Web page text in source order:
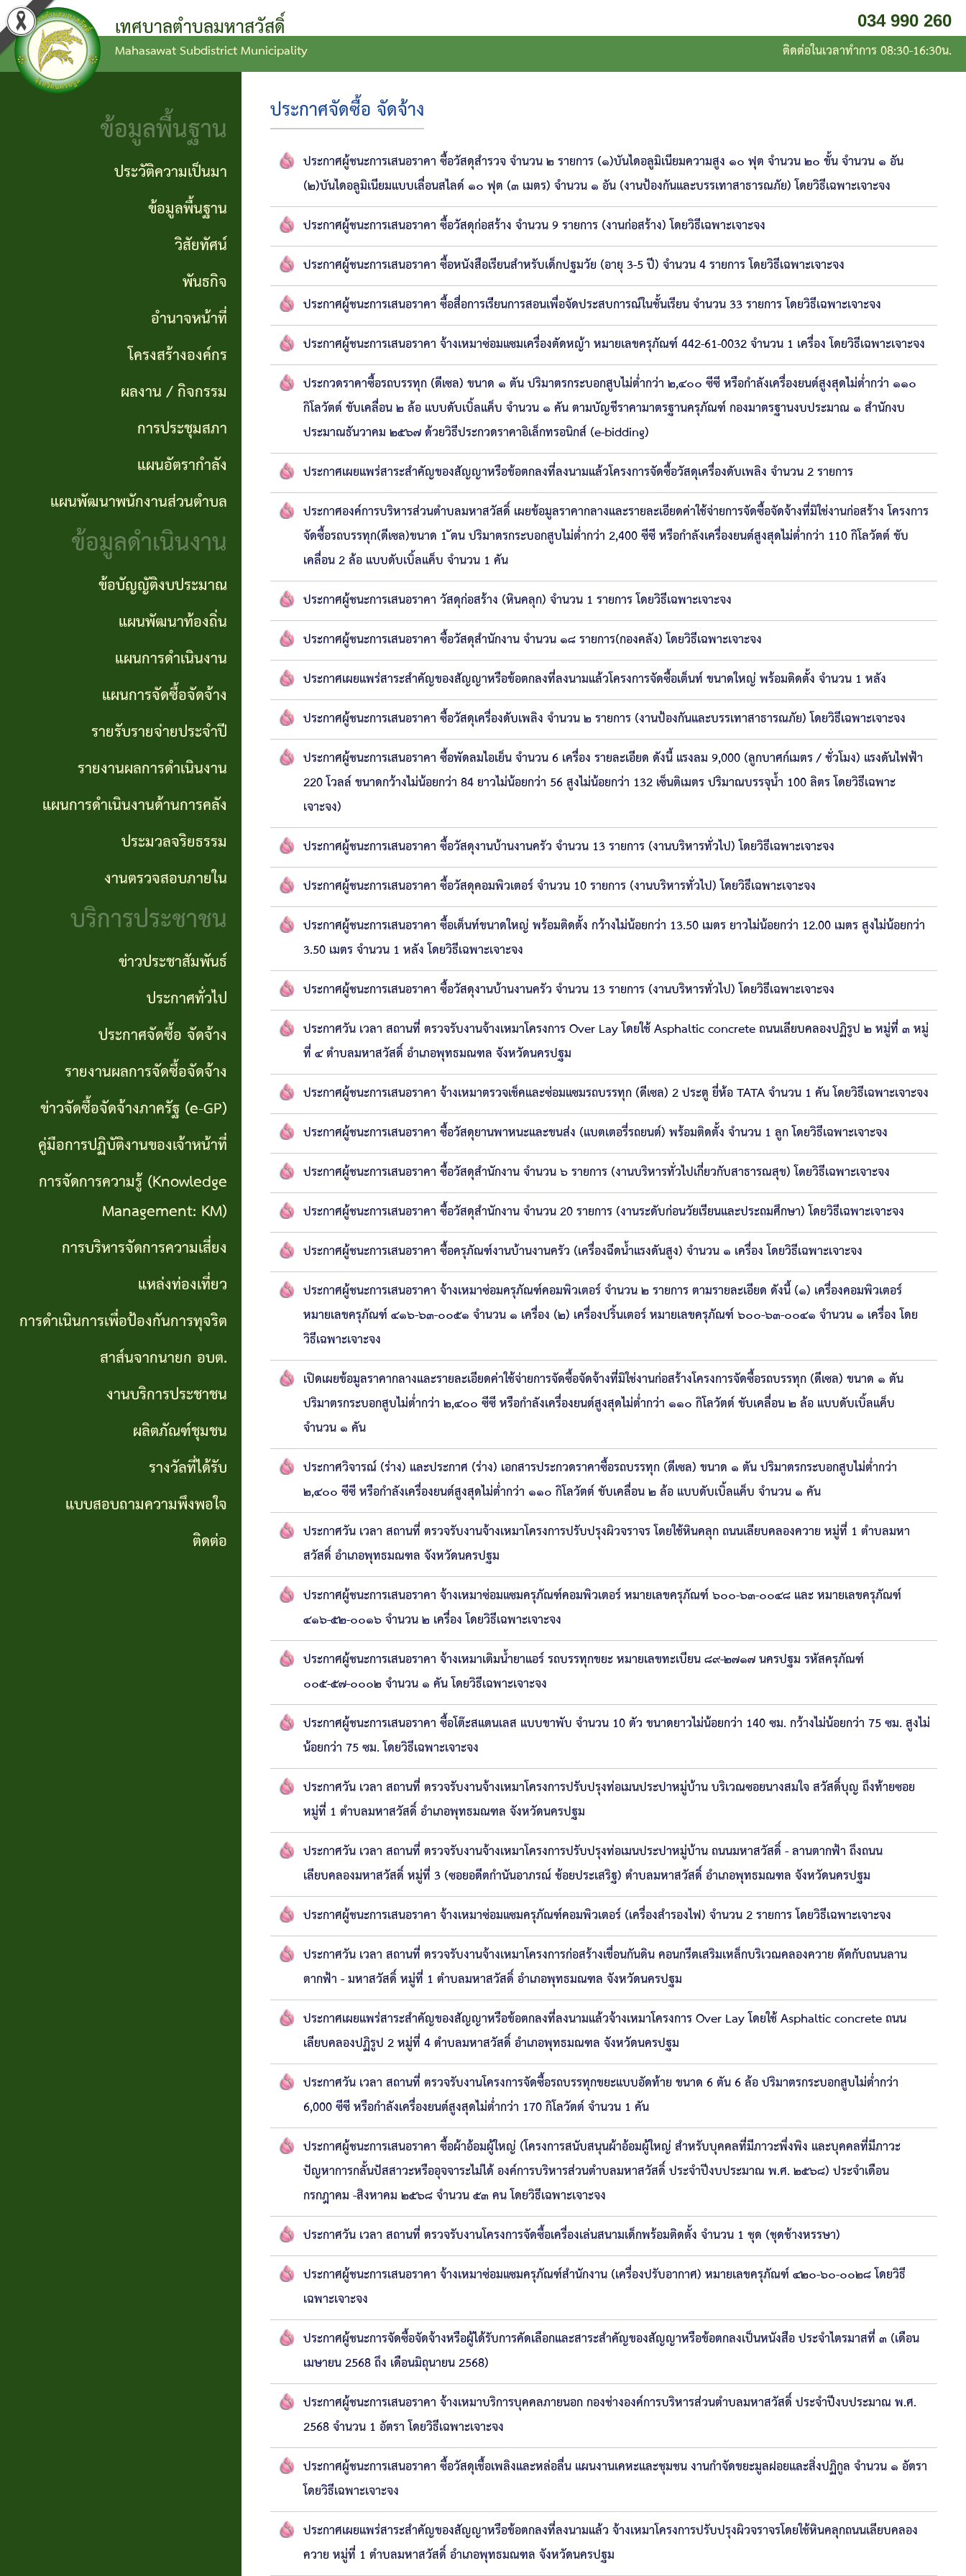
ข่าว
ประกาศ
ทั่วไป
จัดจ้าง
ซื้อ
จ้าง
ภาค
การ
ปฏิบัติ
งาน
หน้าที่
การจัดการ
ความรู้
(Knowledge
Management:
KM)
บริหาร
จัดการ
ความ
เสี่ยง
แหล่ง
เที่ยว
การ
การ
การ
ข้อ
งบ
ประมาณ
ราย
จ่าย
ประจำ
ดำเนิน
งาน
แผนการ
ดำเนิน
งานด้าน
การคลัง
จริยธรรม
ตรวจ
สอบ
ภายใน
ประวัติ
เป็นมา
ข้อมูล
อำนาจ
โครงสร้าง
องค์กร
ผลงาน
กิจกรรม
สภา
แผน
อัตรา
กำลัง
พัฒนา
พนักงาน
ส่วน
ตำบล
เทศบาลตำบลมหาสวัสดิ์ 034 990 260
Mahasawat Subdistrict Municipality ติดต่อในเวลาทำการ 08:30-16:30น.
ข้อมูลพื้นฐาน
ประวัติความเป็นมา
ข้อมูลพื้นฐาน
วิสัยทัศน์
พันธกิจ
อำนาจหน้าที่
โครงสร้างองค์กร
ผลงาน / กิจกรรม
การประชุมสภา
แผนอัตรากำลัง
แผนพัฒนาพนักงานส่วนตำบล
ข้อมูลดำเนินงาน
ข้อบัญญัติงบประมาณ
แผนพัฒนาท้องถิ่น
แผนการดำเนินงาน
แผนการจัดซื้อจัดจ้าง
รายรับรายจ่ายประจำปี
รายงานผลการดำเนินงาน
แผนการดำเนินงานด้านการคลัง
ประมวลจริยธรรม
งานตรวจสอบภายใน
บริการประชาชน
ข่าวประชาสัมพันธ์
ประกาศทั่วไป
ประกาศจัดซื้อ จัดจ้าง
รายงานผลการจัดซื้อจัดจ้าง
ข่าวจัดซื้อจัดจ้างภาครัฐ (e-GP)
คู่มือการปฏิบัติงานของเจ้าหน้าที่
การจัดการความรู้ (Knowledge
Management: KM)
การบริหารจัดการความเสี่ยง
แหล่งท่องเที่ยว
การดำเนินการเพื่อป้องกันการทุจริต
สาส์นจากนายก อบต.
งานบริการประชาชน
ผลิตภัณฑ์ชุมชน
รางวัลที่ได้รับ
แบบสอบถามความพึงพอใจ
ติดต่อ
ประกาศจัดซื้อ จัดจ้าง
ประกาศผู้ชนะการเสนอราคา ซื้อวัสดุสำรวจ จำนวน ๒ รายการ (๑)บันไดอลูมิเนียมความสูง ๑๐ ฟุต จำนวน ๒๐ ขั้น จำนวน ๑ อัน
(๒)บันไดอลูมิเนียมแบบเลื่อนสไลด์ ๑๐ ฟุต (๓ เมตร) จำนวน ๑ อัน (งานป้องกันและบรรเทาสาธารณภัย) โดยวิธีเฉพาะเจาะจง
ประกาศผู้ชนะการเสนอราคา ซื้อวัสดุก่อสร้าง จำนวน 9 รายการ (งานก่อสร้าง) โดยวิธีเฉพาะเจาะจง
ประกาศผู้ชนะการเสนอราคา ซื้อหนังสือเรียนสำหรับเด็กปฐมวัย (อายุ 3-5 ปี) จำนวน 4 รายการ โดยวิธีเฉพาะเจาะจง
ประกาศผู้ชนะการเสนอราคา ซื้อสื่อการเร่ียนการสอนเพื่อจัดประสบการณ์ในชั้นเรียน จำนวน 33 รายการ โดยวิธีเฉพาะเจาะจง
ประกาศผู้ชนะการเสนอราคา จ้างเหมาซ่อมแซมเครื่องตัดหญ้า หมายเลขครุภัณฑ์ 442-61-0032 จำนวน 1 เครื่อง โดยวิธีเฉพาะเจาะจง
ประกวดราคาซื้อรถบรรทุก (ดีเซล) ขนาด ๑ ตัน ปริมาตรกระบอกสูบไม่ต่ำกว่า ๒,๔๐๐ ซีซี หรือกำลังเครื่องยนต์สูงสุดไม่ต่ำกว่า ๑๑๐
กิโลวัตต์ ขับเคลื่อน ๒ ล้อ แบบดับเบิ้ลแค็บ จำนวน ๑ คัน ตามบัญชีราคามาตรฐานครุภัณฑ์ กองมาตรฐานงบประมาณ ๑ สำนักงบ
ประมาณธันวาคม ๒๕๖๗ ด้วยวิธีประกวดราคาอิเล็กทรอนิกส์ (e-bidding)
ประกาศเผยแพร่สาระสำคัญของสัญญาหรือข้อตกลงที่ลงนามแล้วโครงการจัดซื้อวัสดุเครื่องดับเพลิง จำนวน 2 รายการ
ประกาศองค์การบริหารส่วนตำบลมหาสวัสดิ์ เผยข้อมูลราคากลางและรายละเอียดค่าใช้จ่ายการจัดซื้อจัดจ้างที่มิใช่งานก่อสร้าง โครงการ
จัดซื้อรถบรรทุก(ดีเซล)ขนาด 1 ัตน ปริมาตรกระบอกสูบไม่ต่ำกว่า 2,400 ซีซี หรือกำลังเครื่องยนต์สูงสุดไม่ต่ำกว่า 110 กิโลวัตต์ ขับ
เคลื่อน 2 ล้อ แบบดับเบิ้ลแค็บ จำนวน 1 คัน
ประกาศผู้ชนะการเสนอราคา วัสดุก่อสร้าง (หินคลุก) จำนวน 1 รายการ โดยวิธีเฉพาะเจาะจง
ประกาศผู้ชนะการเสนอราคา ซื้อวัสดุสำนักงาน จำนวน ๑๘ รายการ(กองคลัง) โดยวิธีเฉพาะเจาะจง
ประกาศเผยแพร่สาระสำคัญของสัญญาหรือข้อตกลงที่ลงนามแล้วโครงการจัดซื้อเต็นท์ ขนาดใหญ่ พร้อมติดตั้ง จำนวน 1 หลัง
ประกาศผู้ชนะการเสนอราคา ซื้อวัสดุเครื่องดับเพลิง จำนวน ๒ รายการ (งานป้องกันและบรรเทาสาธารณภัย) โดยวิธีเฉพาะเจาะจง
ประกาศผู้ชนะการเสนอราคา ซื้อพัดลมไอเย็น จำนวน 6 เครื่อง รายละเอียด ดังนี้ แรงลม 9,000 (ลูกบาศก์เมตร / ชั่วโมง) แรงดันไฟฟ้า
220 โวลล์ ขนาดกว้างไม่น้อยกว่า 84 ยาวไม่น้อยกว่า 56 สูงไม่น้อยกว่า 132 เซ็นติเมตร ปริมาณบรรจุน้ำ 100 ลิตร โดยวิธีเฉพาะ
เจาะจง)
ประกาศผู้ชนะการเสนอราคา ซื้อวัสดุงานบ้านงานครัว จำนวน 13 รายการ (งานบริหารทั่วไป) โดยวิธีเฉพาะเจาะจง
ประกาศผู้ชนะการเสนอราคา ซื้อวัสดุคอมพิวเตอร์ จำนวน 10 รายการ (งานบริหารทั่วไป) โดยวิธีเฉพาะเจาะจง
ประกาศผู้ชนะการเสนอราคา ซื้อเต็นท์ขนาดใหญ่ พร้อมติดตั้ง กว้างไม่น้อยกว่า 13.50 เมตร ยาวไม่น้อยกว่า 12.00 เมตร สูงไม่น้อยกว่า
3.50 เมตร จำนวน 1 หลัง โดยวิธีเฉพาะเจาะจง
ประกาศผู้ชนะการเสนอราคา ซื้อวัสดุงานบ้านงานครัว จำนวน 13 รายการ (งานบริหารทั่วไป) โดยวิธีเฉพาะเจาะจง
ประกาศวัน เวลา สถานที่ ตรวจรับงานจ้างเหมาโครงการ Over Lay โดยใช้ Asphaltic concrete ถนนเลียบคลองปฏิรูป ๒ หมู่ที่ ๓ หมู่
ที่ ๔ ตำบลมหาสวัสดิ์ อำเภอพุทธมณฑล จังหวัดนครปฐม
ประกาศผู้ชนะการเสนอราคา จ้างเหมาตรวจเช็คและซ่อมแซมรถบรรทุก (ดีเซล) 2 ประตู ยี่ห้อ TATA จำนวน 1 คัน โดยวิธีเฉพาะเจาะจง
ประกาศผู้ชนะการเสนอราคา ซื้อวัสดุยานพาหนะและขนส่ง (แบตเตอรี่รถยนต์) พร้อมติดตั้ง จำนวน 1 ลูก โดยวิธีเฉพาะเจาะจง
ประกาศผู้ชนะการเสนอราคา ซื้อวัสดุสำนักงาน จำนวน ๖ รายการ (งานบริหารทั่วไปเกี่ยวกับสาธารณสุข) โดยวิธีเฉพาะเจาะจง
ประกาศผู้ชนะการเสนอราคา ซื้อวัสดุสำนักงาน จำนวน 20 รายการ (งานระดับก่อนวัยเรียนและประถมศึกษา) โดยวิธีเฉพาะเจาะจง
ประกาศผู้ชนะการเสนอราคา ซื้อครุภัณฑ์งานบ้านงานครัว (เครื่องฉีดน้ำแรงดันสูง) จำนวน ๑ เครื่อง โดยวิธีเฉพาะเจาะจง
ประกาศผู้ชนะการเสนอราคา จ้างเหมาซ่อมครุภัณฑ์คอมพิวเตอร์ จำนวน ๒ รายการ ตามรายละเอียด ดังนี้ (๑) เครื่องคอมพิวเตอร์
หมายเลขครุภัณฑ์ ๔๑๖-๖๓-๐๐๕๑ จำนวน ๑ เครื่อง (๒) เครื่องปริ้นเตอร์ หมายเลขครุภัณฑ์ ๖๐๐-๖๓-๐๐๔๑ จำนวน ๑ เครื่อง โดย
วิธีเฉพาะเจาะจง
เปิดเผยข้อมูลราคากลางและรายละเอียดค่าใช้จ่ายการจัดซื้อจัดจ้างที่มิใช่งานก่อสร้างโครงการจัดซื้อรถบรรทุก (ดีเซล) ขนาด ๑ ตัน
ปริมาตรกระบอกสูบไม่ต่ำกว่า ๒,๔๐๐ ซีซี หรือกำลังเครื่องยนต์สูงสุดไม่ต่ำกว่า ๑๑๐ กิโลวัตต์ ขับเคลื่อน ๒ ล้อ แบบดับเบิ้ลแค็บ
จำนวน ๑ คัน
ประกาศวิจารณ์ (ร่าง) และประกาศ (ร่าง) เอกสารประกวดราคาซื้อรถบรรทุก (ดีเซล) ขนาด ๑ ตัน ปริมาตรกระบอกสูบไม่ต่ำกว่า
๒,๔๐๐ ซีซี หรือกำลังเครื่องยนต์สูงสุดไม่ต่ำกว่า ๑๑๐ กิโลวัตต์ ขับเคลื่อน ๒ ล้อ แบบดับเบิ้ลแค็บ จำนวน ๑ คัน
ประกาศวัน เวลา สถานที่ ตรวจรับงานจ้างเหมาโครงการปรับปรุงผิวจราจร โดยใช้หินคลุก ถนนเลียบคลองควาย หมู่ที่ 1 ตำบลมหา
สวัสดิ์ อำเภอพุทธมณฑล จังหวัดนครปฐม
ประกาศผู้ชนะการเสนอราคา จ้างเหมาซ่อมแซมครุภัณฑ์คอมพิวเตอร์ หมายเลขครุภัณฑ์ ๖๐๐-๖๓-๐๐๔๘ และ หมายเลขครุภัณฑ์
๔๑๖-๕๒-๐๐๑๖ จำนวน ๒ เครื่อง โดยวิธีเฉพาะเจาะจง
ประกาศผู้ชนะการเสนอราคา จ้างเหมาเติมน้ำยาแอร์ รถบรรทุกขยะ หมายเลขทะเบียน ๘๙-๒๗๑๗ นครปฐม รหัสครุภัณฑ์
๐๐๕-๕๗-๐๐๐๒ จำนวน ๑ คัน โดยวิธีเฉพาะเจาะจง
ประกาศผู้ชนะการเสนอราคา ซื้อโต๊ะสแตนเลส แบบขาพับ จำนวน 10 ตัว ขนาดยาวไม่น้อยกว่า 140 ซม. กว้างไม่น้อยกว่า 75 ซม. สูงไม่
น้อยกว่า 75 ซม. โดยวิธีเฉพาะเจาะจง
ประกาศวัน เวลา สถานที่ ตรวจรับงานจ้างเหมาโครงการปรับปรุงท่อเมนประปาหมู่บ้าน บริเวณซอยนางสมใจ สวัสดิ์บุญ ถึงท้ายซอย
หมู่ที่ 1 ตำบลมหาสวัสดิ์ อำเภอพุทธมณฑล จังหวัดนครปฐม
ประกาศวัน เวลา สถานที่ ตรวจรับงานจ้างเหมาโครงการปรับปรุงท่อเมนประปาหมู่บ้าน ถนนมหาสวัสดิ์ - ลานตากฟ้า ถึงถนน
เลียบคลองมหาสวัสดิ์ หมู่ที่ 3 (ซอยอดีตกำนันอาภรณ์ ช้อยประเสริฐ) ตำบลมหาสวัสดิ์ อำเภอพุทธมณฑล จังหวัดนครปฐม
ประกาศผู้ชนะการเสนอราคา จ้างเหมาซ่อมแซมครุภัณฑ์คอมพิวเตอร์ (เครื่องสำรองไฟ) จำนวน 2 รายการ โดยวิธีเฉพาะเจาะจง
ประกาศวัน เวลา สถานที่ ตรวจรับงานจ้างเหมาโครงการก่อสร้างเขื่อนกันดิน คอนกรีตเสริมเหล็กบริเวณคลองควาย ตัดกับถนนลาน
ตากฟ้า - มหาสวัสดิ์ หมู่ที่ 1 ตำบลมหาสวัสดิ์ อำเภอพุทธมณฑล จังหวัดนครปฐม
ประกาศเผยแพร่สาระสำคัญของสัญญาหรือข้อตกลงที่ลงนามแล้วจ้างเหมาโครงการ Over Lay โดยใช้ Asphaltic concrete ถนน
เลียบคลองปฏิรูป 2 หมู่ที่ 4 ตำบลมหาสวัสดิ์ อำเภอพุทธมณฑล จังหวัดนครปฐม
ประกาศวัน เวลา สถานที่ ตรวจรับงานโครงการจัดซื้อรถบรรทุกขยะแบบอัดท้าย ขนาด 6 ตัน 6 ล้อ ปริมาตรกระบอกสูบไม่ต่ำกว่า
6,000 ซีซี หรือกำลังเครื่องยนต์สูงสุดไม่ต่ำกว่า 170 กิโลวัตต์ จำนวน 1 คัน
ประกาศผู้ชนะการเสนอราคา ซื้อผ้าอ้อมผู้ใหญ่ (โครงการสนับสนุนผ้าอ้อมผู้ใหญ่ สำหรับบุคคลที่มีภาวะพึ่งพิง และบุคคลที่มีภาวะ
ปัญหาการกลั้นปัสสาวะหรืออุจจาระไม่ได้ องค์การบริหารส่วนตำบลมหาสวัสดิ์ ประจำปีงบประมาณ พ.ศ. ๒๕๖๘) ประจำเดือน
กรกฎาคม -สิงหาคม ๒๕๖๘ จำนวน ๕๓ คน โดยวิธีเฉพาะเจาะจง
ประกาศวัน เวลา สถานที่ ตรวจรับงานโครงการจัดซื้อเครื่องเล่นสนามเด็กพร้อมติดตั้ง จำนวน 1 ชุด (ชุดช้างหรรษา)
ประกาศผู้ชนะการเสนอราคา จ้างเหมาซ่อมแซมครุภัณฑ์สำนักงาน (เครื่องปรับอากาศ) หมายเลขครุภัณฑ์ ๔๒๐-๖๐-๐๐๒๘ โดยวิธี
เฉพาะเจาะจง
ประกาศผู้ชนะการจัดซื้อจัดจ้างหรือผู้ได้รับการคัดเลือกและสาระสำคัญของสัญญาหรือข้อตกลงเป็นหนังสือ ประจำไตรมาสที่ ๓ (เดือน
เมษายน 2568 ถึง เดือนมิถุนายน 2568)
ประกาศผู้ชนะการเสนอราคา จ้างเหมาบริการบุคคลภายนอก กองช่างองค์การบริหารส่วนตำบลมหาสวัสดิ์ ประจำปีงบประมาณ พ.ศ.
2568 จำนวน 1 อัตรา โดยวิธีเฉพาะเจาะจง
ประกาศผู้ชนะการเสนอราคา ซื้อวัสดุเชื้อเพลิงและหล่อลื่น แผนงานเคหะและชุมชน งานกำจัดขยะมูลฝอยและสิ่งปฏิกูล จำนวน ๑ อัตรา
โดยวิธีเฉพาะเจาะจง
ประกาศเผยแพร่สาระสำคัญของสัญญาหรือข้อตกลงที่ลงนามแล้ว จ้างเหมาโครงการปรับปรุงผิวจราจรโดยใช้หินคลุกถนนเลียบคลอง
ควาย หมู่ที่ 1 ตำบลมหาสวัสดิ์ อำเภอพุทธมณฑล จังหวัดนครปฐม